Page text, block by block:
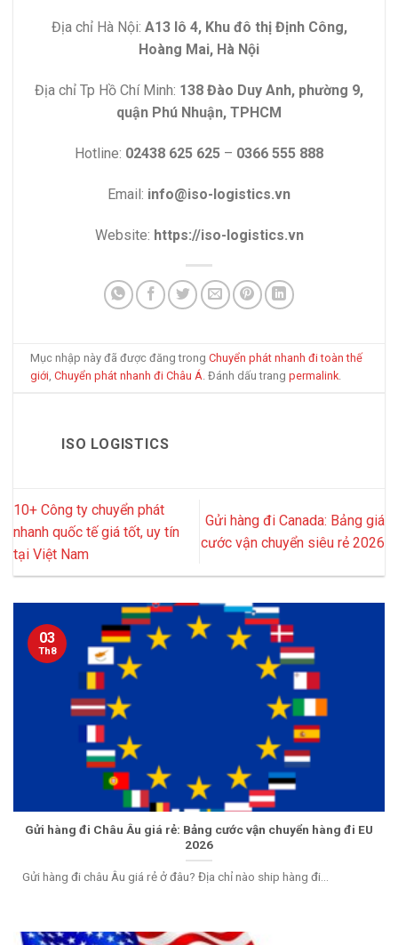
Địa chỉ Hà Nội: A13 lô 4, Khu đô thị Định Công,
Hoàng Mai, Hà Nội
Địa chỉ Tp Hồ Chí Minh: 138 Đào Duy Anh, phường 9,
quận Phú Nhuận, TPHCM
Hotline: 02438 625 625 – 0366 555 888
Email: info@iso-logistics.vn
Website: https://iso-logistics.vn
Mục nhập này đã được đăng trongChuyển phát nhanh đi toàn thế
giới ,Chuyển phát nhanh đi Châu Á . Đánh dấu trangpermalink
ISO LOGISTICS
10+ Công ty chuyển phát
nhanh quốc tế giá tốt, uy tín
tại Việt Nam
Gửi hàng đi Canada: Bảng giá
cước vận chuyển siêu rẻ 2026
Gửi hàng đi Châu Âu giá rẻ: Bảng cước vận chuyển hàng đi EU
2026
Gửi hàng đi châu Âu giá rẻ ở đâu? Địa chỉ nào ship hàng đi...
03
Th8